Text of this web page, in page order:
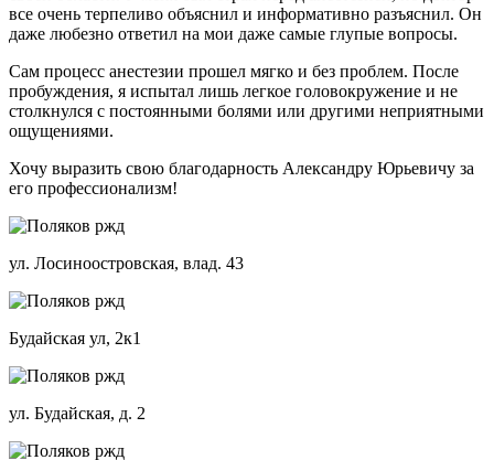
все очень терпеливо объяснил и информативно разъяснил. Он
даже любезно ответил на мои даже самые глупые вопросы.
Сам процесс анестезии прошел мягко и без проблем. После
пробуждения, я испытал лишь легкое головокружение и не
столкнулся с постоянными болями или другими неприятными
ощущениями.
Хочу выразить свою благодарность Александру Юрьевичу за
его профессионализм!
ул. Лосиноостровская, влад. 43
Будайская ул, 2к1
ул. Будайская, д. 2